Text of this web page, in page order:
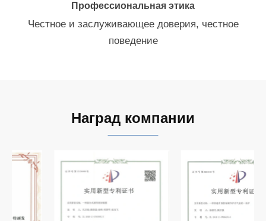
Профессиональная этика
Честное и заслуживающее доверия, честное
поведение
Наград компании